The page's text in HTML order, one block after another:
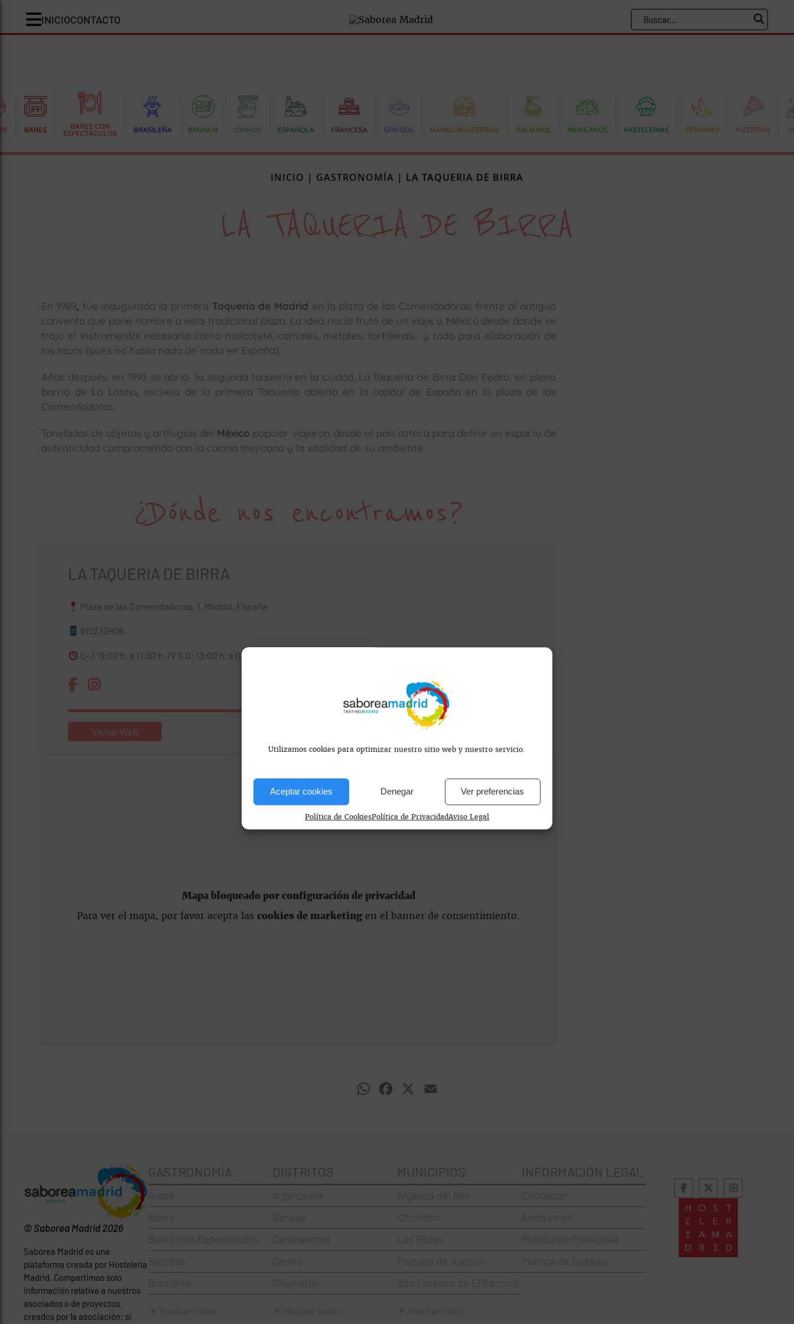
Utilizamos cookies para optimizar nuestro sitio web y nuestro servicio.
Aceptar cookies Denegar Ver preferencias
Política de CookiesPolítica de PrivacidadAviso Legal
INICIOCONTACTO
BARES
BARES CON
ESPECTÁCULOS
BRASILEÑA BRUNCH CHINOS ESPAÑOLA FRANCESA GRIEGOS HAMBURGUESERÍAS ITALIANOS MEXICANOS PASTELERÍAS PERUANO PIZZERÍAS
INICIO | GASTRONOMÍA | LA TAQUERIA DE BIRRA
LA TAQUERIA DE BIRRA
En 1989, fue inaugurada la primera Taquería de Madrid en la plaza de las Comendadoras, frente al antiguo
convento que pone nombre a esta tradicional plaza. La idea nació fruto de un viaje a México desde donde se
trajo el instrumental necesario como molcajete, comales, metates, tortilleras… y todo para elaboración de
los tacos (pues no había nada de nada en España).
Años después, en 1993 se abrió la segunda taquería en la ciudad, La Taquería de Birra Don Pedro, en pleno
barrio de La Latina, secuela de la primera Taquería abierta en la capital de España en la plaza de las
Comendadoras.
Toneladas de objetos y artilugios del México popular viajaron desde el país azteca para definir un espacio de
autenticidad comprometido con la cocina mejicana y la vitalidad de su ambiente.
¿Dónde nos encontramos?
LA TAQUERIA DE BIRRA
Plaza de las Comendadoras, 1, Madrid, España
915232806
L-J 19:00 h. a 11:30 h. /V S D: 13:00 h. a 01:30 h.
Visitar Web
Mapa bloqueado por configuración de privacidad
Para ver el mapa, por favor acepta lascookies de marketing en el banner de consentimiento.
WhatsAppFacebook
© Saborea Madrid 2026
Saborea Madrid es una
plataforma creada por Hostelería
Madrid. Compartimos solo
información relativa a nuestros
asociados o de proyectos
creados por la asociación; si
GASTRONOMÍA
Árabe
Bares
Bares con Espectáculos
Bebidas
Brasileña
DISTRITOS
Arganzuela
Barajas
Carabanchel
Centro
Chamartín
MUNICIPIOS
Arganda del Rey
Chinchón
Las Rozas
Pozuelo de Alarcón
San Lorenzo de El Escorial
INFORMACIÓN LEGAL
Contactar
Aviso Legal
Política de Privacidad
Política de Cookies